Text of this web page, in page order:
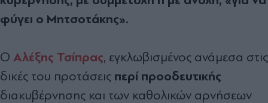
φύγει ο Μητσοτάκης».
Ο Αλέξης Τσίπρας, εγκλωβισμένος ανάμεσα στις
δικές του προτάσεις περί προοδευτικής
διακυβέρνησης και των καθολικών αρνήσεων